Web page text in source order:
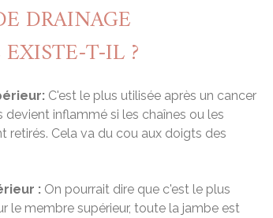
DRAINAGE
T-IL ?
C'est le plus utilisée après un cancer
devient inflammé si les chaînes ou les
retirés. Cela va du cou aux doigts des
:On pourrait dire que c'est le plus
le membre supérieur, toute la jambe est